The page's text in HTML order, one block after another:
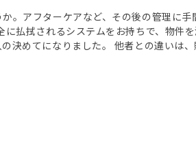
。アフターケアなど、その後の管理に
払拭されるシステムをお持ちで、物件
決めてになりました。 他者との違いは